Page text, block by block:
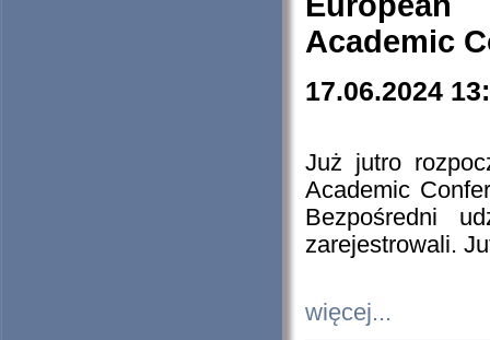
Academic
17.06.2024
Już jutro
Academic
Bezpośredni
zarejestrowali.
więcej...